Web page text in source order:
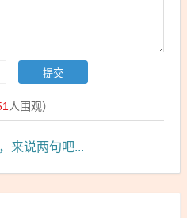
人围观）
来说两句吧...